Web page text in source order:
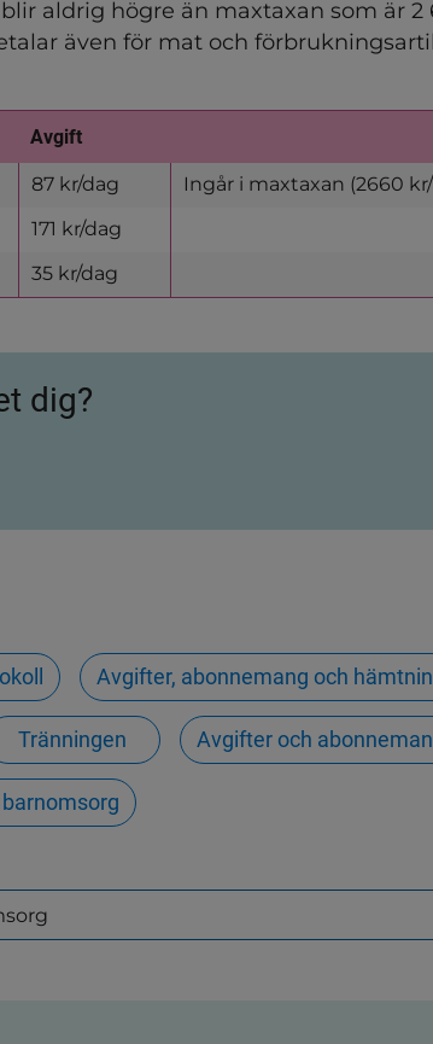
aldrig högre än maxtaxan som är 2
även för mat och
Avgift
87 kr/dag
Ingår i maxtaxan (2660
171 kr/dag
35 kr/dag
dig?
Avgifter, abonnemang och
Tränningen Avgifter och